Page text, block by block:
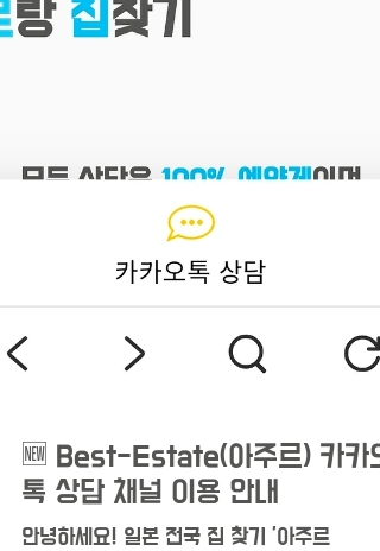
🆕 Best-Estate(아주르) 카카오